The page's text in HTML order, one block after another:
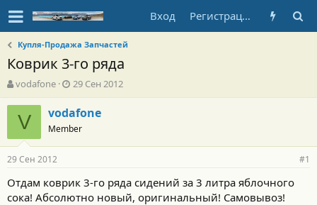
Вход Регистрация
Купля-Продажа Запчастей
Коврик 3-го ряда
А
в
т
о
т
е
м
ы
vodafone
Д
а
т
а
н
а
а
л
а
29 Сен 2012
V vodafone
Member
29 Сен 2012 #1
Отдам коврик 3-го ряда сидений за 3 литра яблочного
сока! Абсолютно новый, оригинальный! Самовывоз!